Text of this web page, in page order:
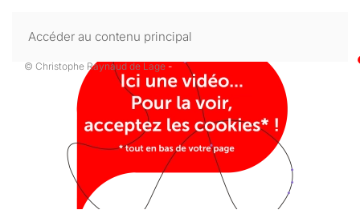
Accéder au contenu principal
© Christophe Raynaud de Lage -